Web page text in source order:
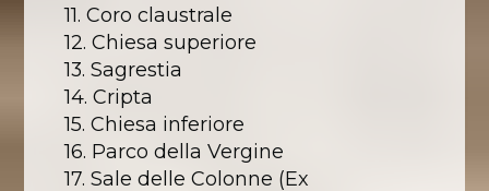
11. Coro claustrale
12. Chiesa superiore
13. Sagrestia
14. Cripta
15. Chiesa inferiore
16. Parco della Vergine
17. Sale delle Colonne (Ex